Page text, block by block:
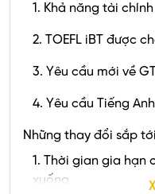
1. Khả năng tài chính
2. TOEFL iBT được
3. Yêu cầu mới về
4. Yêu cầu Tiếng
Những thay đổi sắp tới
1. Thời gian gia hạn
xuống